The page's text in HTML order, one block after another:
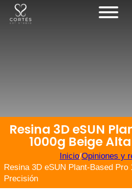
Resina 3D eSUN
1000g Beige
Inicio/Opiniones y
Resina 3D eSUN Plant-Based Pro
Precisión